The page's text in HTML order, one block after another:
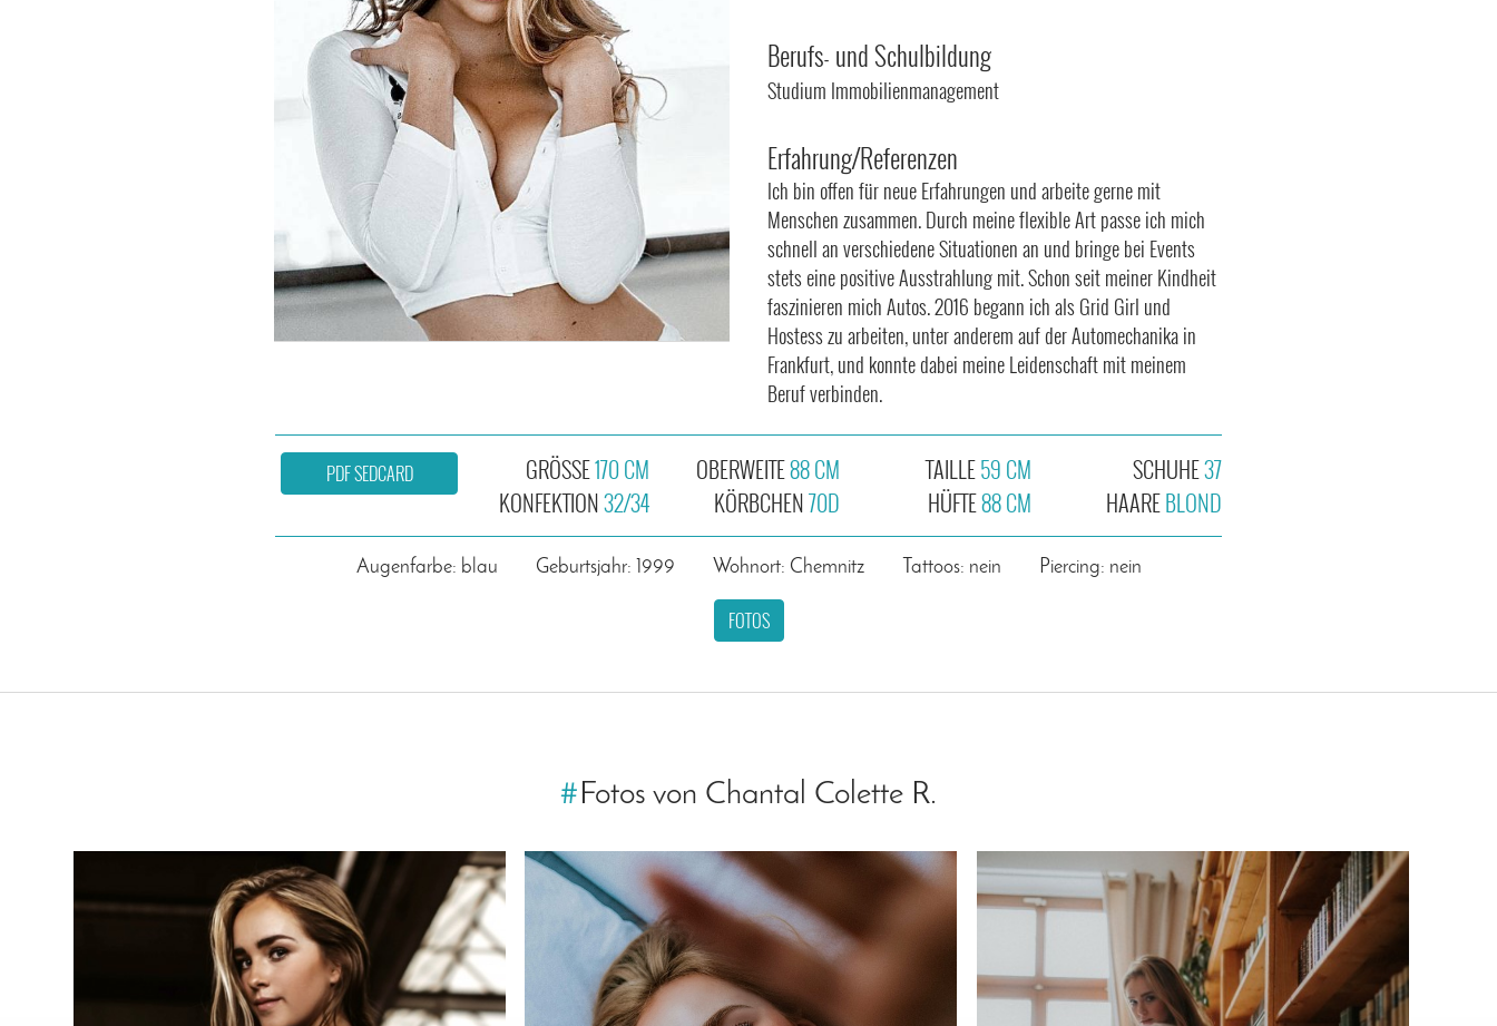
Berufs- und Schulbildung
Studium Immobilienmanagement
Erfahrung/Referenzen
Ich bin offen für neue Erfahrungen und arbeite gerne mit
Menschen zusammen. Durch meine flexible Art passe ich mich
schnell an verschiedene Situationen an und bringe bei Events
stets eine positive Ausstrahlung mit. Schon seit meiner Kindheit
faszinieren mich Autos. 2016 begann ich als Grid Girl und
Hostess zu arbeiten, unter anderem auf der Automechanika in
Frankfurt, und konnte dabei meine Leidenschaft mit meinem
Beruf verbinden.
GRÖSSE170 CM
KONFEKTION32/34
OBERWEITE88 CM
KÖRBCHEN70D
TAILLE59 CM
HÜFTE88 CM
SCHUHE37
HAAREBLOND
PDF SEDCARD
Augenfarbe: blau Geburtsjahr: 1999 Wohnort: Chemnitz Tattoos: nein Piercing: nein
FOTOS
#Fotos von Chantal Colette R.